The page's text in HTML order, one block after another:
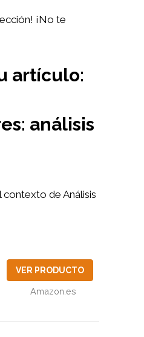
¡No te
artículo:
análisis
de Análisis
VER PRODUCTO
Amazon.es